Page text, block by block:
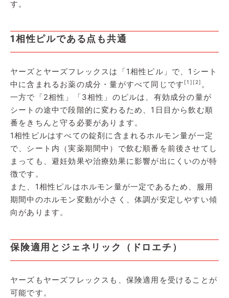
す。
1相性ピルである点も共通
ヤーズとヤーズフレックスは「1相性ピル」で、1シート
中に含まれるお薬の成分・量がすべて同じです [1] [2] 。
一方で「2相性」「3相性」のピルは、有効成分の量が
シートの途中で段階的に変わるため、1日目から飲む順
番をきちんと守る必要があります。
1相性ピルはすべての錠剤に含まれるホルモン量が一定
で、シート内（実薬期間中）で飲む順番を前後させてし
まっても、避妊効果や治療効果に影響が出にくいのが特
徴です。
また、1相性ピルはホルモン量が一定であるため、服用
期間中のホルモン変動が小さく、体調が安定しやすい傾
向があります。
保険適用とジェネリック（ドロエチ）
ヤーズもヤーズフレックスも、保険適用を受けることが
可能です。